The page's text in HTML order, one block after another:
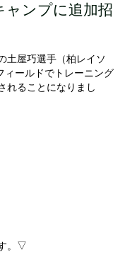
ャンプに追加招
土屋巧選手（柏レイソ
ィールドでトレーニング
れることになりまし
。▽